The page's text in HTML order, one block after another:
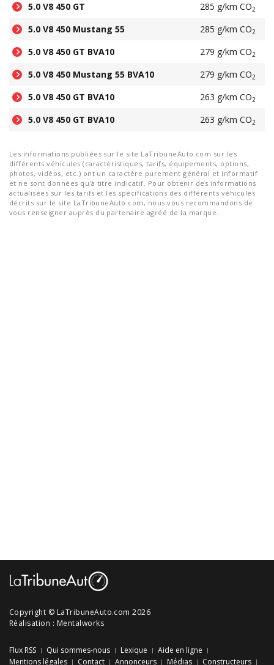
5.0 V8 450 GT 285 g/km CO2
5.0 V8 450 Mustang 55 285 g/km CO2
5.0 V8 450 GT BVA10 279 g/km CO2
5.0 V8 450 Mustang 55 BVA10 279 g/km CO2
5.0 V8 450 GT BVA10 263 g/km CO2
5.0 V8 450 GT BVA10 263 g/km CO2
Les informations publiées sur le site LaTribuneAuto.com sur les
différents véhicules (caractéristiques, tarifs, équipements, options,
photos, vidéos, etc.) ont un caractère purement général et informatif
et ne sont données qu'à titre indicatif. Pour obtenir des informations
actualisées sur les tarifs et les spécifications des différents véhicules
décrits sur le site LaTribuneAuto.com, nous vous recommandons de
vous renseigner auprès du partenaire agréé de la marque.
Copyright © LaTribuneAuto.com 2026
Réalisation : Mentalworks
Flux RSS Qui sommes-nous Lexique
Aide en ligne
Mentions légales
Contact Annonceurs Médias Constructeurs